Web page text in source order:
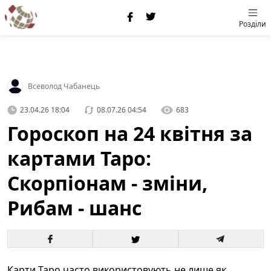
Розділи
Всеволод Чабанець
23.04.26 18:04 08.07.26 04:54 683
Гороскоп на 24 квітня за
картами Таро:
Скорпіонам - зміни,
Рибам - шанс